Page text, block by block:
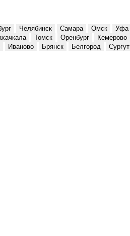
Челябинск Самара Омск Уфа
Томск Оренбург Кемерово
Иваново Брянск Белгород Сургут